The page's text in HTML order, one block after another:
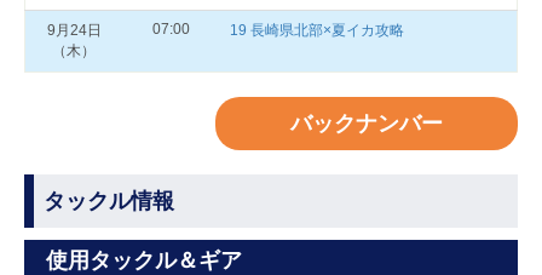
9月24日
（木）
07:00 19 長崎県北部×夏イカ攻略
バックナンバー
タックル情報
使用タックル＆ギア